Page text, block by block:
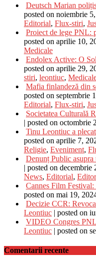
Deutsch Marian
posted on noiembrie
Editorial, Flux-stiri,
Proiect de lege PNL:
posted on aprilie 10,
Medicale
Endolex Active: O
posted on aprilie 29,
stiri, leontiuc,
Mafia finlandeză din
posted on septembrie
Editorial, Flux-stiri,
Societatea Culturală
| posted on octombrie
Tinu Leontiuc a
posted on aprilie 7,
Religie, Eveniment,
Denunț Public asupra
| posted on decembrie
News, Editorial,
Cannes Film Festival:
posted on mai 19,
Decizie CCR:
Leontiuc | posted on
VIDEO Congres
Leontiuc | posted on
Comentarii recente